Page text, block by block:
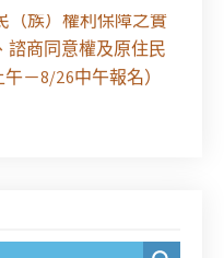
（族）權利保障之實
諮商同意權及原住民
－8/26中午報名）
權益講習」